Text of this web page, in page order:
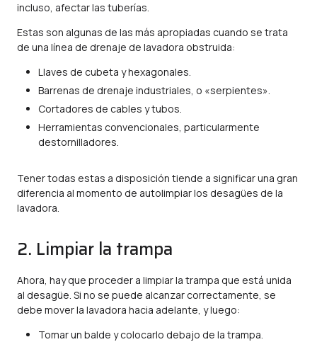
incluso, afectar las tuberías.
Estas son algunas de las más apropiadas cuando se trata
de una línea de drenaje de lavadora obstruida:
Llaves de cubeta y hexagonales.
Barrenas de drenaje industriales, o «serpientes».
Cortadores de cables y tubos.
Herramientas convencionales, particularmente
destornilladores.
Tener todas estas a disposición tiende a significar una gran
diferencia al momento de autolimpiar los desagües de la
lavadora.
2. Limpiar la trampa
Ahora, hay que proceder a limpiar la trampa que está unida
al desagüe. Si no se puede alcanzar correctamente, se
debe mover la lavadora hacia adelante, y luego:
Tomar un balde y colocarlo debajo de la trampa.